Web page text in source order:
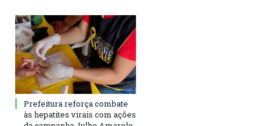
Prefeitura reforça combate
às hepatites virais com ações